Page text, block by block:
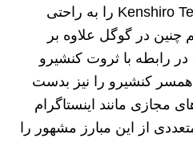
عکس‌ های متعددی از Kenshiro Teraji را به راحتی
در گوگل علاوه بر
رابطه با ثروت کنشیرو
همسر کنشیرو را نیز بدست
مجازی مانند اینستاگرام
از این مبارز مشهور را